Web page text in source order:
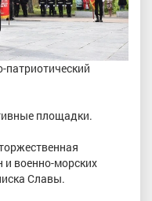
патриотический
площадки.
военно-морских
Славы.